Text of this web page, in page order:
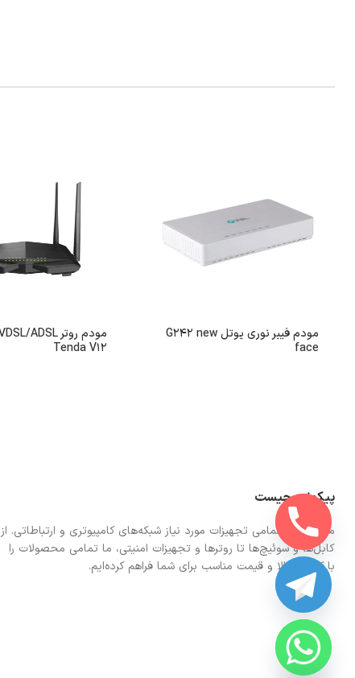
مودم فیبر نوری یوتل G242 new
face
Tenda V12
پیکونت چیست
ما در اینجا تمامی تجهیزات مورد نیاز شبکه‌های کامپیوتری و ارتباطاتی. از
کابل‌ها و سوئیچ‌ها تا روترها و تجهیزات امنیتی، ما تمامی محصولات را
با کیفیت بالا و قیمت مناسب برای شما فراهم کرده‌ایم.
CHATY